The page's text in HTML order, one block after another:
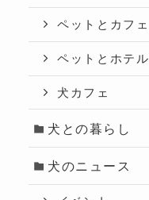
ペットとカフェ
ペットとホテル
犬カフェ
犬との暮らし
犬のニュース